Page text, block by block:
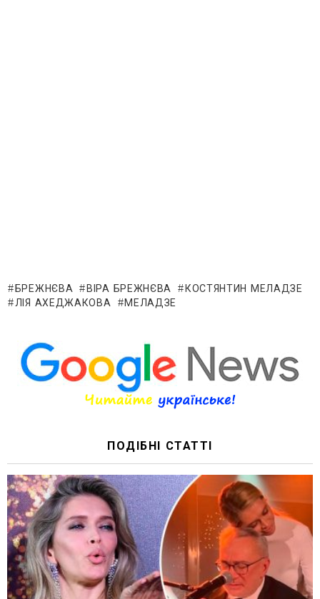
БРЕЖНЄВА ВІРА БРЕЖНЄВА
КОСТЯНТИН МЕЛАДЗЕ
ЛІЯ АХЕДЖАКОВА
МЕЛАДЗЕ
ПОДІБНІ СТАТТІ